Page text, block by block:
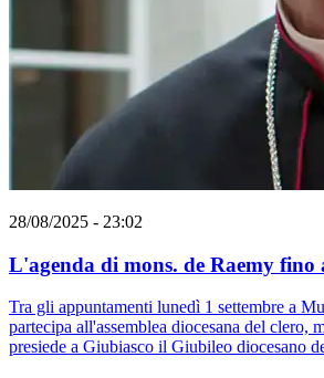
28/08/2025 - 23:02
L'agenda di mons. de Raemy fino
Tra gli appuntamenti lunedì 1 settembre a
partecipa all'assemblea diocesana del clero,
presiede a Giubiasco il Giubileo diocesano